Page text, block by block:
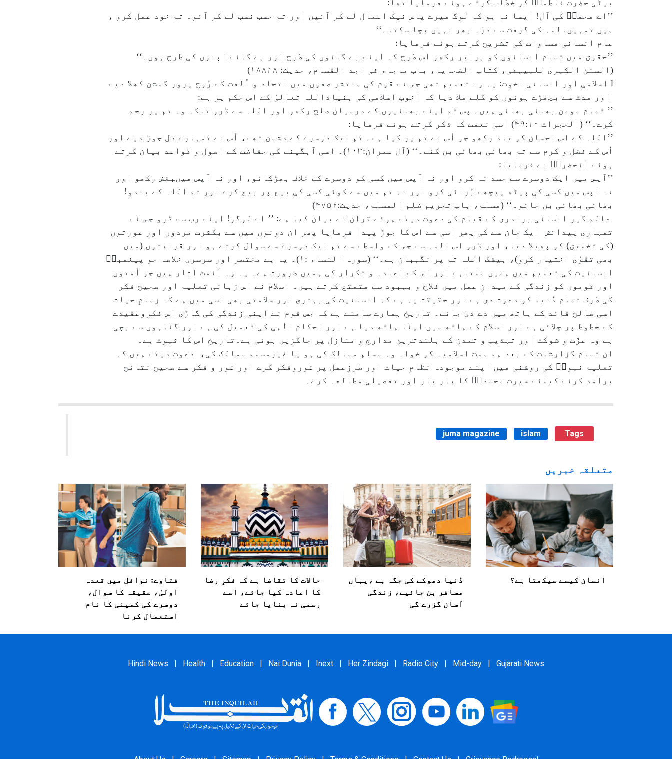
بیٹی حضرت فاطمہؓ کو خطاب کرتے ہوئے فرمایا تھا:
’’اے محمدؐ کی آل! ایسا نہ ہو کہ لوگ میرے پاس نیک اعمال لے کر آئیں اور تم حسب نسب لے کر آئو۔ تم خود عمل کرو ،
میں تمہیںاللہ کی گرفت سے ذرّہ بھر نہیں بچا سکتا۔‘‘
عام انسانی مساوات کی تشریح کرتے ہوئے فرمایا:
’’حقوق میں تمام انسانوں کو برابر رکھو اس طرح کہ اپنے بے گانوں کی طرح اور بے گانے اپنوں کی طرح ہوں۔‘‘
(السنن الکبریٰ للبیہقی، کتاب الضحایا، باب ماجاء فی اجد القسام، حدیث: ۱۸۸۳۸)
l اسلامی اور انسانی اخوت: یہ وہ تعلیم تھی جس نے قوم کی منتشر صفوں میں اتحاد و اُلفت کے رُوح پرور گلشن کھلا دیے
اور مدت سے بچھڑے ہوئوں کو گلے ملا دیا کہ اخوتِ اسلامی کی بنیاداللہ تعالیٰ کے اس حکم پر ہے:
’’ تمام مومن بھائی بھائی ہیں۔ پس تم اپنے بھائیوں کے درمیان صلح رکھو اور اللہ سے ڈرو تاکہ وہ تم پر رحم
کرے۔‘‘ (الحجرات ۴۹:۱۰) اسی نعمت کا ذکر کرتے ہوئے فرمایا:
’’اللہ کے اس احسان کو یاد رکھو جو اُس نے تم پر کیا ہے۔ تم ایک دوسرے کے دشمن تھے، اُس نے تمہارے دل جوڑ دیے اور
اُس کے فضل و کرم سے تم بھائی بھائی بن گئے۔‘‘ (آل عمران:۱۰۳)۔ اسی آبگینے کی حفاظت کے اصول و قواعد بیان کرتے
ہوئے آنحضرتؐ نے فرمایا:
’’آپس میں ایک دوسرے سے حسد نہ کرو اور نہ آپس میں کسی کو دوسرے کے خلاف بھڑکائو، اور نہ آپس میںبغض رکھو اور
نہ آپس میں کسی کی پیٹھ پیچھے بُرائی کرو اور نہ تم میں سے کوئی کسی کی بیع پر بیع کرے اور تم اللہ کے بندو!
بھائی بھائی بن جائو۔‘‘ (مسلم، باب تحریم ظلم المسلم، حدیث:۴۷۵۶)
عالم گیر انسانی برادری کے قیام کی دعوت دیتے ہوئے قرآن نے بیان کیا ہے: ’’ اے لوگو! اپنے رب سے ڈرو جس نے
تمہاری پیدائش ایک جان سے کی پھر اسی سے اس کا جوڑ پیدا فرمایا پھر ان دونوں میں سے بکثرت مردوں اور عورتوں
(کی تخلیق) کو پھیلا دیا، اور ڈرو اس اللہ سے جس کے واسطے سے تم ایک دوسرے سے سوال کرتے ہو اور قرابتوں (میں
بھی تقوٰیٰ اختیار کرو)، بیشک اللہ تم پر نگہبان ہے۔‘‘ (سورہ النساء :۱)۔ یہ ہے مختصر اور سرسری خلاصہ جو پیغمبرؐ
انسانیت کی تعلیم میں ہمیں ملتاہے اور اس کے اعادہ و تکرار کی ہمیں ضرورت ہے۔ یہ وہ اَنمٹ آثار ہیں جو اُمتوں
اور قوموں کو زندگی کے میدانِ عمل میں فلاح و بہبود سے متمتع کرتے ہیں۔ اسلام نے اس زبانی تعلیم اور صحیح فکر
کی طرف تمام دُنیا کو دعوت دی ہے اور حقیقت یہ ہے کہ انسانیت کی بہتری اور سلامتی بھی اسی میں ہے کہ زمامِ حیات
اسی صالح قائد کے ہاتھ میں دے دی جائے۔ تاریخ ہمارے سامنے ہے کہ جس قوم نے اپنی زندگی کی گاڑی اس فکروعقیدے
کے خطوط پر چلائی ہے اور اسلام کے ہاتھ میں اپنا ہاتھ دیا ہے اور احکام الٰہی کی تعمیل کی ہے اور گناہوں سے بچی
ہے وہ عزّت و شوکت اور تہذیب و تمدن کے بلندترین مدارج و منازل پر جاگزیں ہوئی ہے۔تاریخ اس کا ثبوت ہے۔
ان تمام گزارشات کے بعد ہم ملت اسلامیہ کو خواہ وہ مسلم ممالک کی ہو یا غیرمسلم ممالک کی، دعوت دیتے ہیں کہ
تعلیم نبویؐ کی روشنی میں اپنے موجودہ نظامِ حیات اور طرزِعمل پر غوروفکر کرے اور غور و فکر سے صحیح نتائج
برآمد کرنے کیلئے سیرت محمدیؐ کا بار بار اور تفصیلی مطالعہ کرے۔
juma magazine islam Tags
متعلقہ خبریں
انسان کیسے سیکھتا ہے؟
دُنیا دھوکے کی جگہ ہے ،یہاں
مسافر بن جائیے، زندگی
آسان گزرے گی
حالات کا تقاضا ہے کہ فکرِ رضا
کا اعادہ کیا جائے، اسے
رسمی نہ بنایا جائے
فتاوے: نوافل میں قعدہ
اولیٰ، عقیقہ کا سوال،
دوسرے کی کمپنی کا نام
استعمال کرنا
Hindi News | Health | Education | Nai Dunia | Inext | Her Zindagi | Radio City | Mid-day | Gujarati News